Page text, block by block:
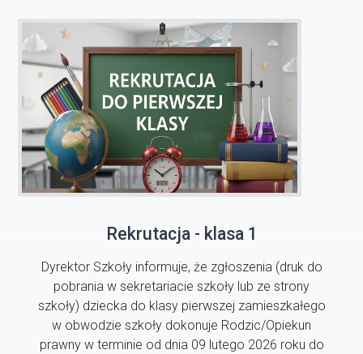
Rekrutacja - klasa 1
Dyrektor Szkoły informuje, że zgłoszenia (druk do
pobrania w sekretariacie szkoły lub ze strony
szkoły) dziecka do klasy pierwszej zamieszkałego
w obwodzie szkoły dokonuje Rodzic/Opiekun
prawny w terminie od dnia 09 lutego 2026 roku do